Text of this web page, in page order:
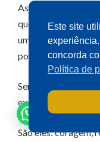
Assim, como
que permitam que
um novo patamar
poder publico.
Senhoras e
exercício da
São eles: coragem,
Ao clicar para iniciar
concorda que seus
para atendimento
informações
Neves. Seus dados
compartilhados
Falar com
Este site
concorda
Política de